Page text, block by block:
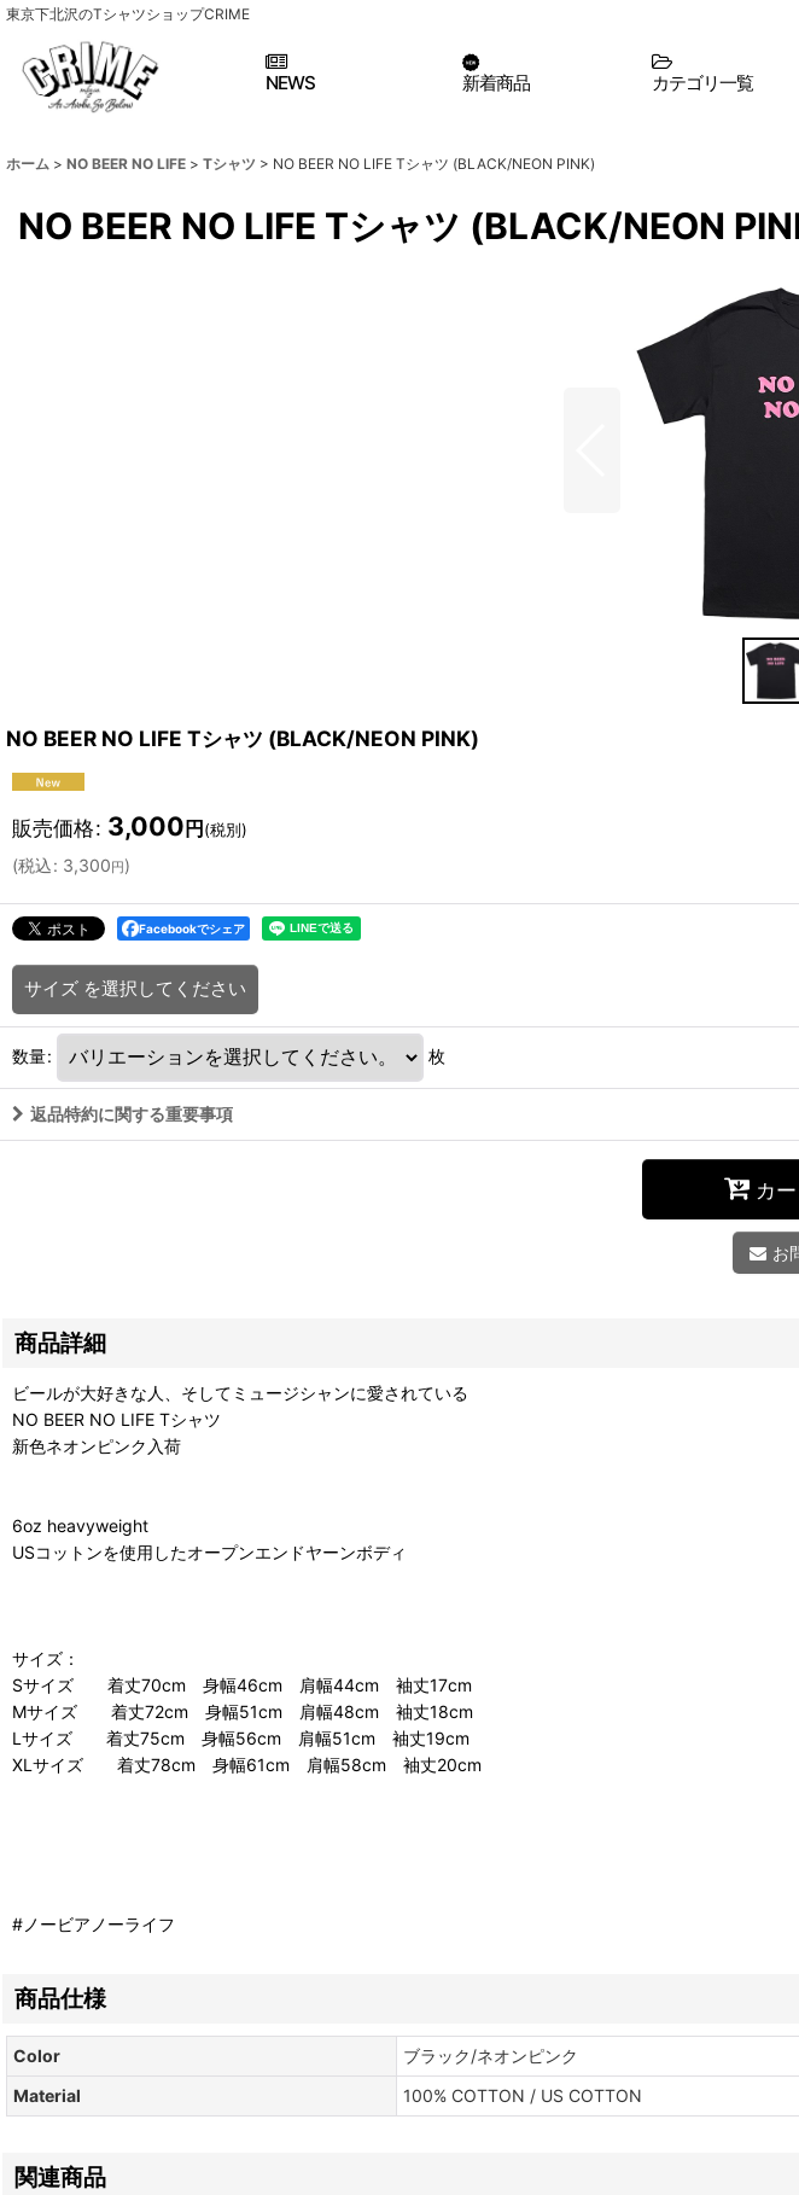
東京下北沢のTシャツショップCRIME
NEWS 新着商品 カテゴリ一覧
ホーム > NO BEER NO LIFE > Tシャツ > NO BEER NO LIFE Tシャツ (BLACK/NEON PINK)
NO BEER NO LIFE Tシャツ (BLACK/NEON
NO BEER NO LIFE Tシャツ (BLACK/NEON PINK)
販売価格: 3,000 円 (税別)
(税込: 3,300 円 )
Facebookでシェア
サイズ を選択してください
数量: 枚
返品特約に関する重要事項
カ
お
商品詳細
ビールが大好きな人、そしてミュージシャンに愛されている
NO BEER NO LIFE Tシャツ
新色ネオンピンク入荷
6oz heavyweight
USコットンを使用したオープンエンドヤーンボディ
サイズ：
Sサイズ 着丈70cm 身幅46cm 肩幅44cm 袖丈17cm
Mサイズ 着丈72cm 身幅51cm 肩幅48cm 袖丈18cm
Lサイズ 着丈75cm 身幅56cm 肩幅51cm 袖丈19cm
XLサイズ 着丈78cm 身幅61cm 肩幅58cm 袖丈20cm
#ノービアノーライフ
商品仕様
Color
ブラック/ネオンピンク
Material
100% COTTON / US COTTON
関連商品